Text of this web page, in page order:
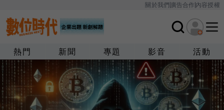
關於我們廣告合作內容授權
熱門 新聞 專題 影音 活動